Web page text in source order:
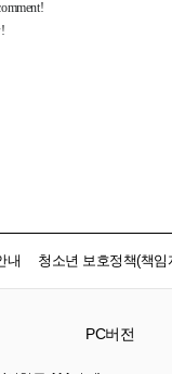
내 청소년 보호정책(책임
PC버전